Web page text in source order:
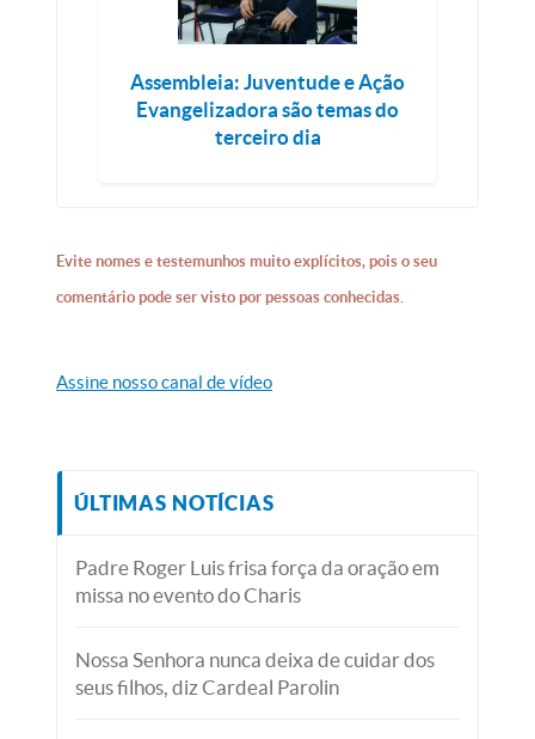
Assembleia: Juventude e Ação
Evangelizadora são temas do
terceiro dia
Evite nomes e testemunhos muito explícitos, pois o seu
comentário pode ser visto por pessoas conhecidas.
Assine nosso canal de vídeo
ÚLTIMAS NOTÍCIAS
Padre Roger Luis frisa força da oração em
missa no evento do Charis
Nossa Senhora nunca deixa de cuidar dos
seus filhos, diz Cardeal Parolin